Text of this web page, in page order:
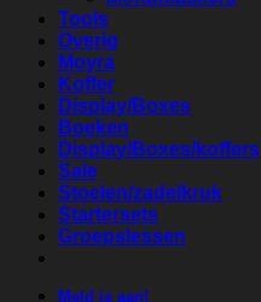
Tools
Overig
Moyra
Koffer
Display/Boxes
Boeken
Display/Boxes/koffers
Sale
Stoelen/zadelkruk
Startersets
Groepslessen
Meld je aan!